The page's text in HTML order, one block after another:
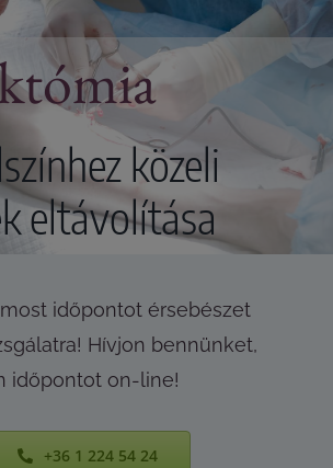
közeli
eltávolítása
időpontot érsebészet
Hívjon bennünket,
időpontot on-line!
+36 1 224 54 24